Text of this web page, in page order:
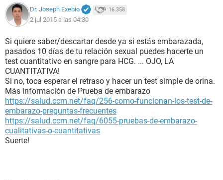
Dr. Joseph Exebio 16.358
2 jul 2015 a las 04:30
Si quiere saber/descartar desde ya si estás embarazada,
pasados 10 días de tu relación sexual puedes hacerte un
test cuantitativo en sangre para HCG. ... OJO, LA
CUANTITATIVA!
Si no, toca esperar el retraso y hacer un test simple de orina.
Más información de Prueba de embarazo
https://salud.ccm.net/faq/256-como-funcionan-los-test-de-
embarazo-preguntas-frecuentes
https://salud.ccm.net/faq/6055-pruebas-de-embarazo-
cualitativas-o-cuantitativas
Suerte!